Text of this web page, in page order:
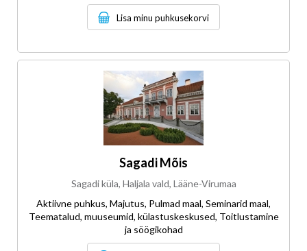
Lisa minu puhkusekorvi
Sagadi Mõis
Sagadi küla, Haljala vald, Lääne-Virumaa
Aktiivne puhkus, Majutus, Pulmad maal, Seminarid maal,
Teematalud, muuseumid, külastuskeskused, Toitlustamine
ja söögikohad